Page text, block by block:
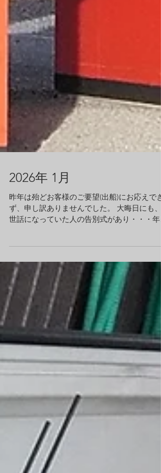
2026年 1月
ず、申し訳ありませんでした。 大晦日にも、
年始のご挨拶の準備もままならない状況でし
た。 あらためまして、 明けましておめでとう
ございます 本年もよろしくお願いいたします